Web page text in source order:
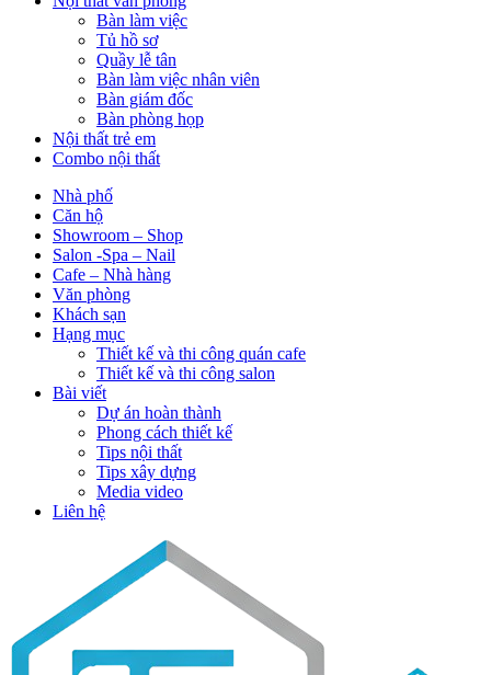
Bàn làm việc
Tủ hồ sơ
Quầy lễ tân
Bàn làm việc nhân viên
Bàn giám đốc
Bàn phòng họp
Nội thất trẻ em
Combo nội thất
Nhà phố
Căn hộ
Showroom – Shop
Salon -Spa – Nail
Cafe – Nhà hàng
Văn phòng
Khách sạn
Hạng mục
Thiết kế và thi công quán cafe
Thiết kế và thi công salon
Bài viết
Dự án hoàn thành
Phong cách thiết kế
Tips nội thất
Tips xây dựng
Media video
Liên hệ